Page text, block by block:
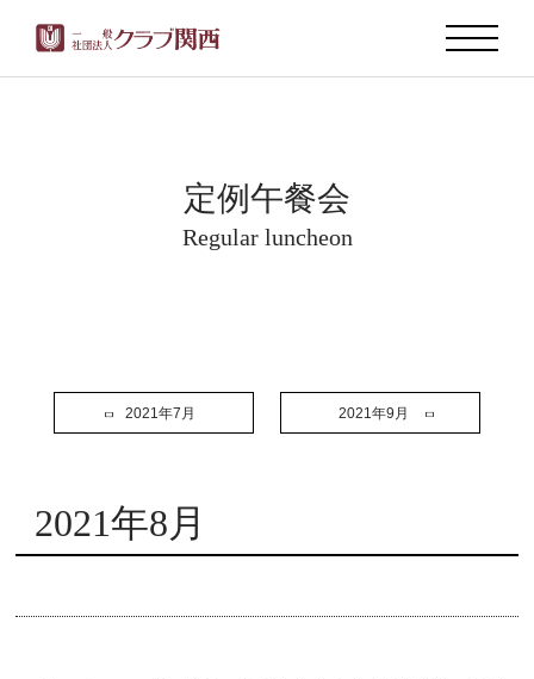
定例午餐会
Regular luncheon
2021年7月 2021年9月
2021年8月